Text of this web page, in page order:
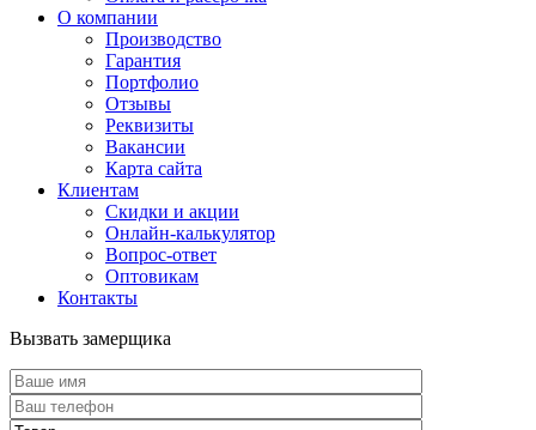
О компании
Производство
Гарантия
Портфолио
Отзывы
Реквизиты
Вакансии
Карта сайта
Клиентам
Скидки и акции
Онлайн-калькулятор
Вопрос-ответ
Оптовикам
Контакты
Вызвать замерщика